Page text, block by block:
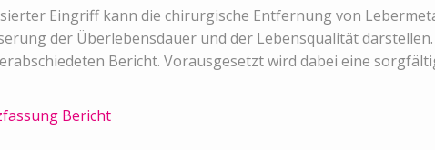
Eingriff kann die chirurgische Entfernung von
der Überlebensdauer und der Lebensqualität
Bericht. Vorausgesetzt wird dabei eine
Bericht